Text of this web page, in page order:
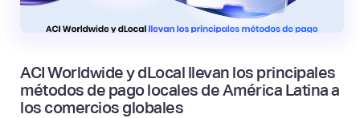
ACI Worldwide y dLocal llevan los principales
métodos de pago locales de América Latina a
los comercios globales